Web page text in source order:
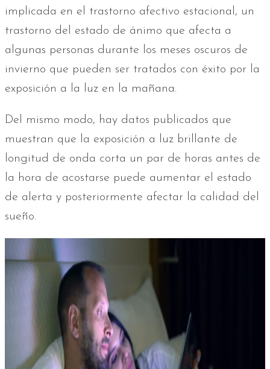
implicada en el trastorno afectivo estacional, un
trastorno del estado de ánimo que afecta a
algunas personas durante los meses oscuros de
invierno que pueden ser tratados con éxito por la
exposición a la luz en la mañana.
Del mismo modo, hay datos publicados que
muestran que la exposición a luz brillante de
longitud de onda corta un par de horas antes de
la hora de acostarse puede aumentar el estado
de alerta y posteriormente afectar la calidad del
sueño.